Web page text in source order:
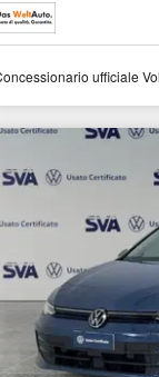
ufficiale